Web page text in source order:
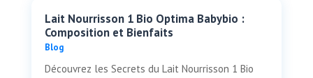
Lait Nourrisson 1 Bio Optima Babybio :
Composition et Bienfaits
Blog
Découvrez les Secrets du Lait Nourrisson 1 Bio